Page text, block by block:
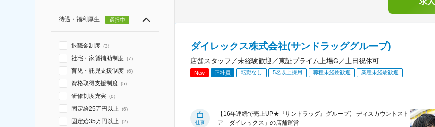
待遇・福利厚生 選択中
退職金制度 (3)
社宅・家賃補助制度 (7)
育児・託児支援制度 (6)
資格取得支援制度 (5)
研修制度充実 (8)
固定給25万円以上 (6)
固定給35万円以上 (2)
ダイレックス株式会社(サンドラッググループ)
店舗スタッフ／未経験歓迎／東証プライム上場G／土日祝休可
New 正社員 転勤なし 5名以上採用 職種未経験歓迎 業種未経験歓迎
仕事
【16年連続で売上UP★『サンドラッグ』グループ】 ディスカウントスト
ア「ダイレックス」の店舗運営